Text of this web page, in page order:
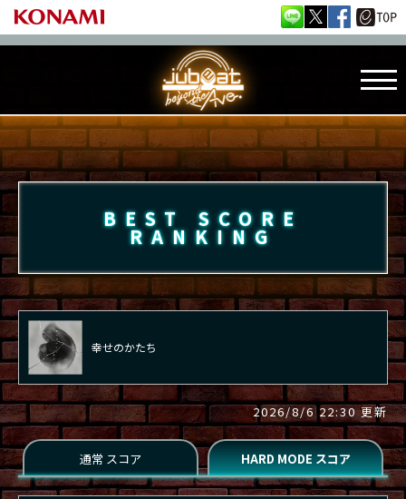
BEST SCORE
RANKING
幸せのかたち
2026/8/6 22:30 更新